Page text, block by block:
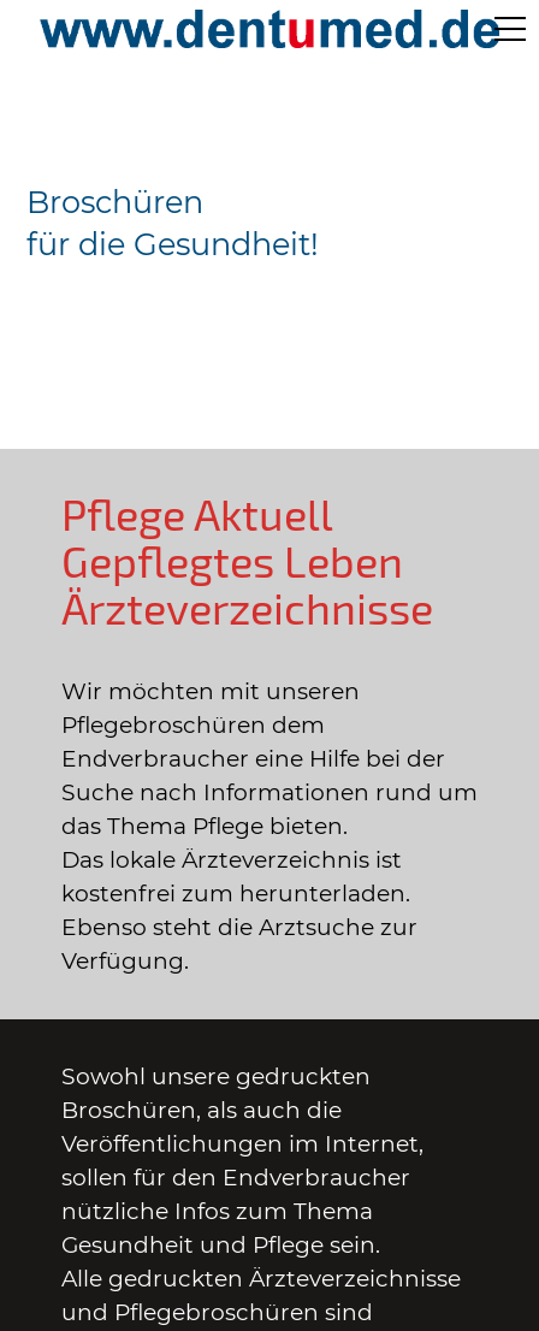
Ärzteverzeichnisse
Broschüren
für die Gesundheit!
Pflege Aktuell
Gepflegtes Leben
Ärzteverzeichnisse
Wir möchten mit unseren
Pflegebroschüren dem
Endverbraucher eine Hilfe bei der
Suche nach Informationen rund um
das Thema Pflege bieten.
Das lokale Ärzteverzeichnis ist
kostenfrei zum herunterladen.
Ebenso steht die Arztsuche zur
Verfügung.
Sowohl unsere gedruckten
Broschüren, als auch die
Veröffentlichungen im Internet,
sollen für den Endverbraucher
nützliche Infos zum Thema
Gesundheit und Pflege sein.
Alle gedruckten Ärzteverzeichnisse
und Pflegebroschüren sind